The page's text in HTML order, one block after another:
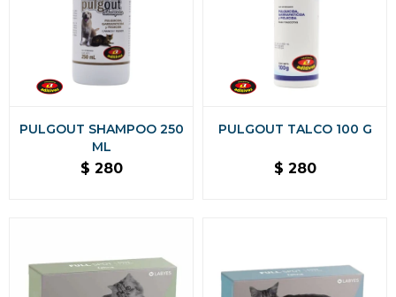
PULGOUT SHAMPOO 250
ML
$ 280
PULGOUT TALCO 100 G
$ 280